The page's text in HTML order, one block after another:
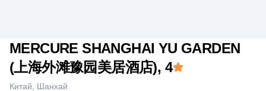
MERCURE SHANGHAI YU GARDEN
(上海外滩豫园美居酒店), 4
Китай Шанхай